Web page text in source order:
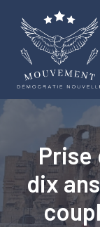
contenu
Prise
dix